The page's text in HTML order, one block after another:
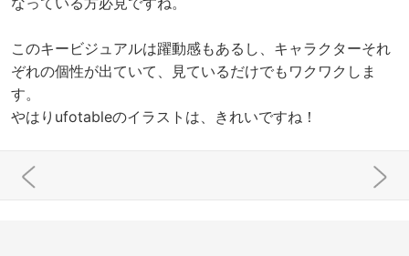
このキービジュアルは躍動感もあるし、キャラクターそれ
ぞれの個性が出ていて、見ているだけでもワクワクしま
す。
やはりufotableのイラストは、きれいですね！